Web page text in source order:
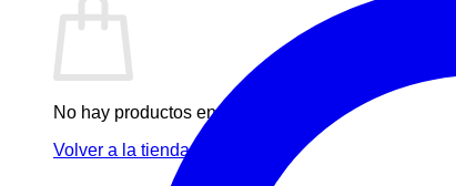
No hay productos en el carrito.
Volver a la tienda